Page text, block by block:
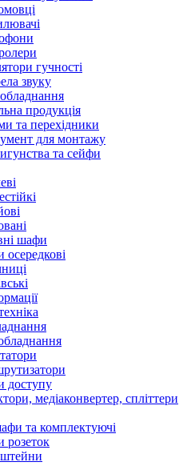
гучності
звуку
продукція
та перехідники
для монтажу
та сейфи
шафи
доступу
медіаконвертер, спліттери
та комплектуючі
розеток